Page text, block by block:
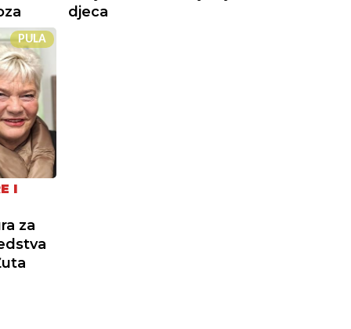
djeca
PULA
I
za